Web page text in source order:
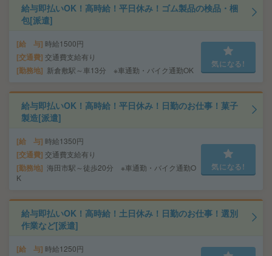
給与即払いOK！高時給！平日休み！ゴム製品の検品・梱
包[派遣]
給 与 時給1500円
交通費 交通費支給有り
勤務地 新倉敷駅～車13分 ※車通勤・バイク通勤OK
気になる!
給与即払いOK！高時給！平日休み！日勤のお仕事！菓子
製造[派遣]
給 与 時給1350円
交通費 交通費支給有り
勤務地 海田市駅～徒歩20分 ※車通勤・バイク通勤O
K
気になる!
給与即払いOK！高時給！土日休み！日勤のお仕事！選別
作業など[派遣]
給 与 時給1250円